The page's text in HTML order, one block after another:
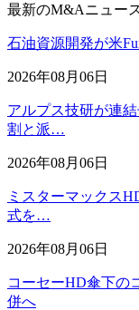
最新のM&Aニュー
石油資源開発が米
2026年08月06日
アルプス技研が連
割と派…
2026年08月06日
ミスターマックス
式を…
2026年08月06日
コーセーHD傘下の
併へ